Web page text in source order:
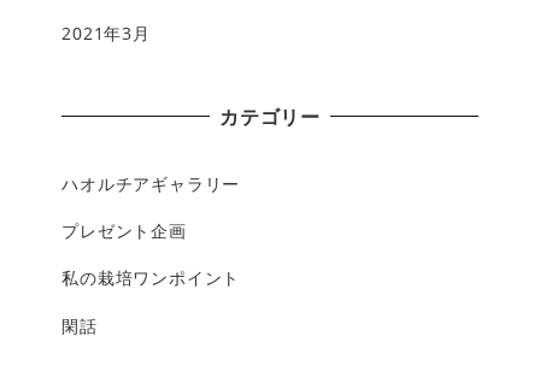
2021年3月
カテゴリー
ハオルチアギャラリー
プレゼント企画
私の栽培ワンポイント
閑話